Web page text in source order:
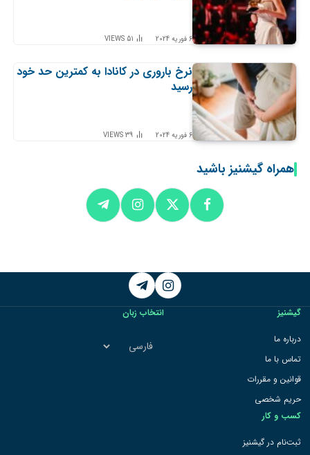
6 فوریه 2024 51
VIEWS
نرخ باروری در کانادا به کمترین حد خود
رسید
6 فوریه 2024 39
VIEWS
همراه گیشنیز باشید
Instagram
Telegram
گیشنیز
درباره ما
تماس با ما
قوانین و مقررات
حریم شخصی
کسب و کار
ثبت‌نام در گیشنیز
انتخاب زبان
انتخاب
زبان